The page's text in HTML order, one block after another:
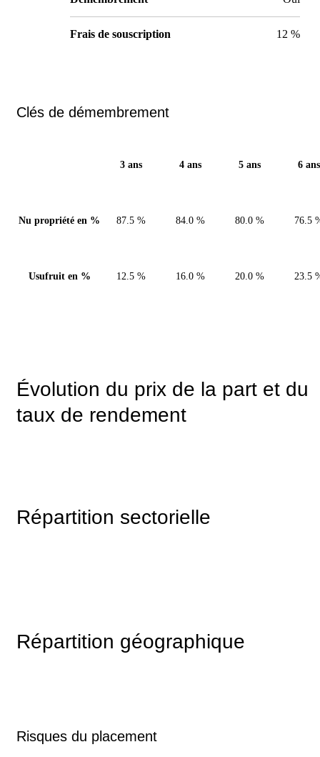
Frais de souscription 12 %
Clés de démembrement
3 ans 4 ans 5 ans 6 ans
Nu propriété en % 87.5 % 84.0 % 80.0 % 76.5
Usufruit en % 12.5 % 16.0 % 20.0 % 23.5
Évolution du prix de la part et du
taux de rendement
Répartition sectorielle
Répartition géographique
Risques du placement